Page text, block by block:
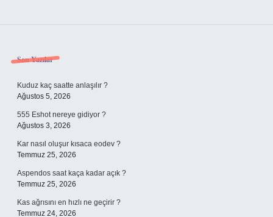
Sidebar
Son Yazılar
Kuduz kaç saatte anlaşılır ?
Ağustos 5, 2026
555 Eshot nereye gidiyor ?
Ağustos 3, 2026
Kar nasıl oluşur kısaca eodev ?
Temmuz 25, 2026
Aspendos saat kaça kadar açık ?
Temmuz 25, 2026
Kas ağrısını en hızlı ne geçirir ?
Temmuz 24, 2026